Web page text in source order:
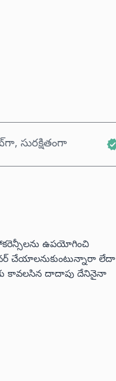
సురక్షితంగా
ఉపయోగించి
చేయాలనుకుంటున్నారా లేదా
కావలసిన దాదాపు దేనినైనా